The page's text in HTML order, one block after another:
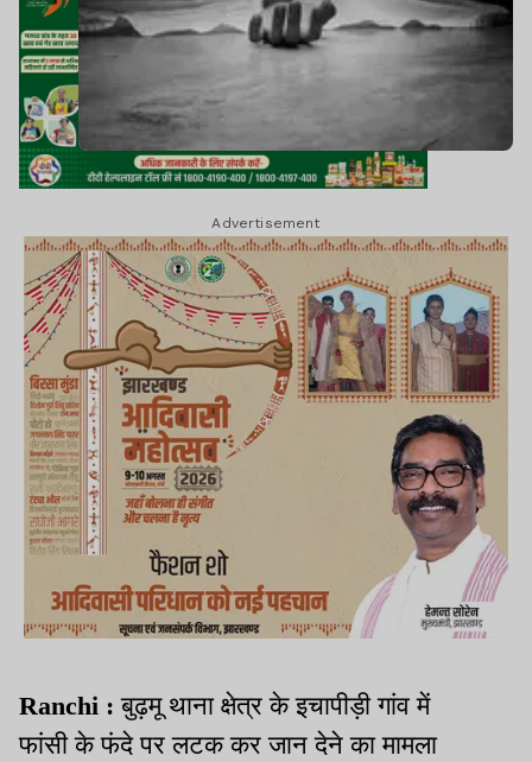
Advertisement
Ranchi :बुढ़मू थाना क्षेत्र के इचापीड़ी गांव में
फांसी के फंदे पर लटक कर जान देने का मामला